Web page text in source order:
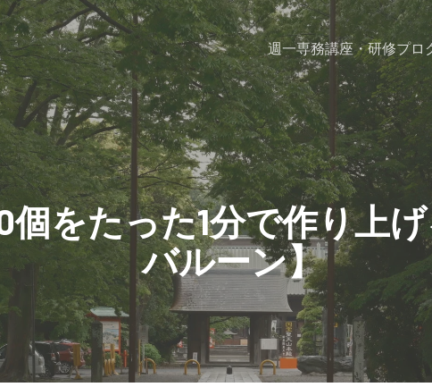
週一専務講座・研修プロ
個をたった1分で作り上
バルーン】